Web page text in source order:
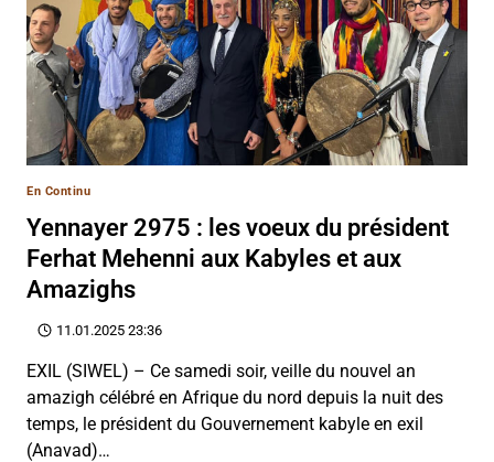
En Continu
Yennayer 2975 : les voeux du président
Ferhat Mehenni aux Kabyles et aux
Amazighs
11.01.2025 23:36
EXIL (SIWEL) – Ce samedi soir, veille du nouvel an
amazigh célébré en Afrique du nord depuis la nuit des
temps, le président du Gouvernement kabyle en exil
(Anavad)…